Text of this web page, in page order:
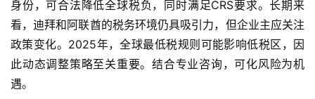
身份，可合法降低全球税负，同时满足CRS要求。长期来
看，迪拜和阿联酋的税务环境仍具吸引力，但企业主应关注
政策变化。2025年，全球最低税规则可能影响低税区，因
此动态调整策略至关重要。结合专业咨询，可化风险为机
遇。